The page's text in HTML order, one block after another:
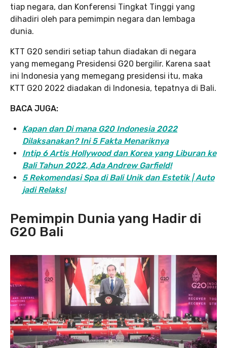
tiap negara, dan Konferensi Tingkat Tinggi yang
dihadiri oleh para pemimpin negara dan lembaga
dunia.
KTT G20 sendiri setiap tahun diadakan di negara
yang memegang Presidensi G20 bergilir. Karena saat
ini Indonesia yang memegang presidensi itu, maka
KTT G20 2022 diadakan di Indonesia, tepatnya di Bali.
BACA JUGA:
Kapan dan Di mana G20 Indonesia 2022
Dilaksanakan? Ini 5 Fakta Menariknya
Intip 6 Artis Hollywood dan Korea yang Liburan ke
Bali Tahun 2022, Ada Andrew Garfield!
5 Rekomendasi Spa di Bali Unik dan Estetik | Auto
jadi Relaks!
Pemimpin Dunia yang Hadir di
G20 Bali